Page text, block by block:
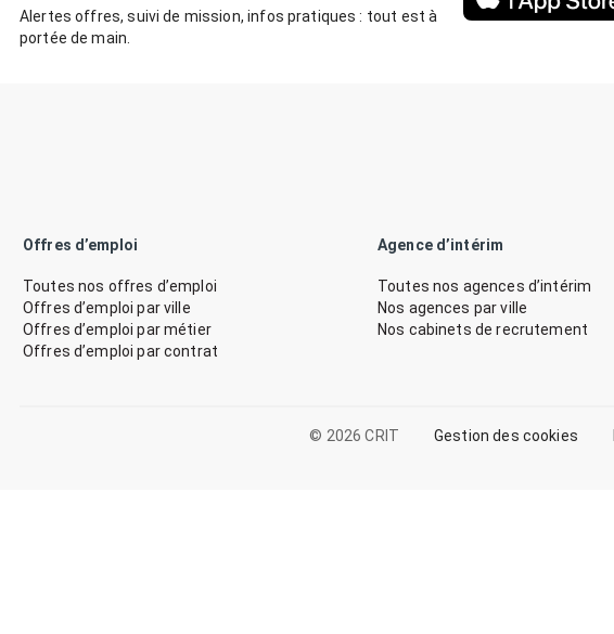
Alertes offres, suivi de mission, infos pratiques : tout est à
portée de main.
Offres d’emploi
Toutes nos offres d’emploi
Offres d’emploi par ville
Offres d’emploi par métier
Offres d’emploi par contrat
Agence d’intérim
Toutes nos agences d’intérim
Nos agences par ville
Nos cabinets de recrutement
© 2026 CRIT Gestion des cookies